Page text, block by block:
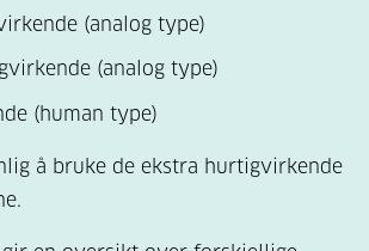
(analog type)
(analog type)
(human type)
å bruke de ekstra hurtigvirkende